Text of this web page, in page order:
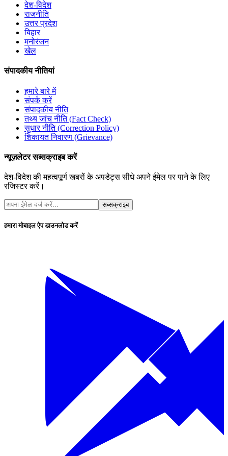
देश-विदेश
राजनीति
उत्तर प्रदेश
बिहार
मनोरंजन
खेल
संपादकीय नीतियां
हमारे बारे में
संपर्क करें
संपादकीय नीति
तथ्य जांच नीति (Fact Check)
सुधार नीति (Correction Policy)
शिकायत निवारण (Grievance)
न्यूज़लेटर सब्सक्राइब करें
देश-विदेश की महत्वपूर्ण खबरों के अपडेट्स सीधे अपने ईमेल पर पाने के लिए
रजिस्टर करें।
सब्सक्राइब
हमारा मोबाइल ऐप डाउनलोड करें